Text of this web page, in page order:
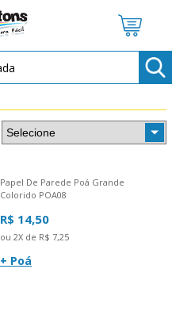
Papel De Parede Poá Grande
Colorido POA08
R$ 14,50
ou 2X de R$ 7,25
+ Poá